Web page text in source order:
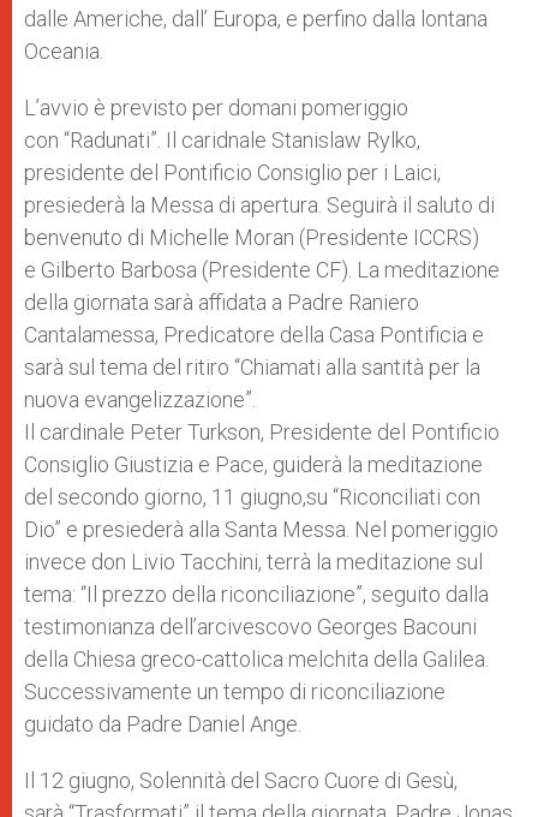
dalle Americhe, dall’ Europa, e perfino dalla lontana
Oceania.
L’avvio è previsto per domani pomeriggio
con “Radunati”. Il caridnale Stanislaw Rylko,
presidente del Pontificio Consiglio per i Laici,
presiederà la Messa di apertura. Seguirà il saluto di
benvenuto di Michelle Moran (Presidente ICCRS)
e Gilberto Barbosa (Presidente CF). La meditazione
della giornata sarà affidata a Padre Raniero
Cantalamessa, Predicatore della Casa Pontificia e
sarà sul tema del ritiro “Chiamati alla santità per la
nuova evangelizzazione”.
Il cardinale Peter Turkson, Presidente del Pontificio
Consiglio Giustizia e Pace, guiderà la meditazione
del secondo giorno, 11 giugno,su “Riconciliati con
Dio” e presiederà alla Santa Messa. Nel pomeriggio
invece don Livio Tacchini, terrà la meditazione sul
tema: “Il prezzo della riconciliazione”, seguito dalla
testimonianza dell’arcivescovo Georges Bacouni
della Chiesa greco-cattolica melchita della Galilea.
Successivamente un tempo di riconciliazione
guidato da Padre Daniel Ange.
Il 12 giugno, Solennità del Sacro Cuore di Gesù,